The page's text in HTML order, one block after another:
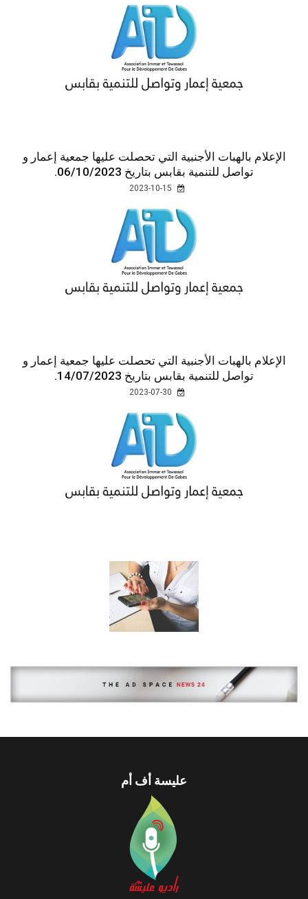
الإعلام بالهبات الأجنبية التي تحصلت عليها جمعية إعمار و
تواصل للتنمية بقابس بتاريخ 06/10/2023.
الإعلام بالهبات الأجنبية التي تحصلت عليها جمعية إعمار و
تواصل للتنمية بقابس بتاريخ 14/07/2023.
عليسة أف أم